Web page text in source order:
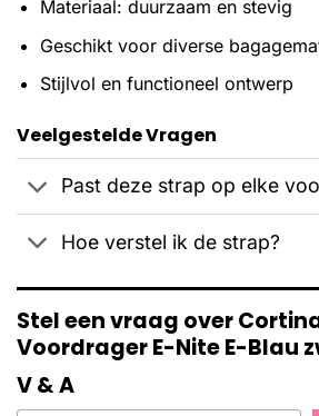
Materiaal: duurzaam en stevig
Geschikt voor diverse
Stijlvol en functioneel ontwerp
Veelgestelde Vragen
Past deze strap op elke
Hoe verstel ik de strap?
Stel een vraag over
Voordrager E-Nite E-Blau
V & A